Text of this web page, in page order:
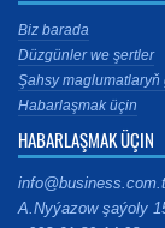
Biz barada
Düzgünler we şertler
Şahsy maglumatlaryň
Habarlaşmak üçin
HABARLAŞMAK ÜÇIN
A.Nyýazow şaýoly